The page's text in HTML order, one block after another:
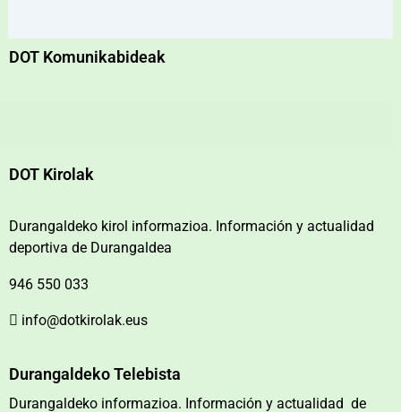
DOT Komunikabideak
DOT Kirolak
Durangaldeko kirol informazioa. Información y actualidad
deportiva de Durangaldea
946 550 033
info@dotkirolak.eus
Durangaldeko Telebista
Durangaldeko informazioa. Información y actualidad de